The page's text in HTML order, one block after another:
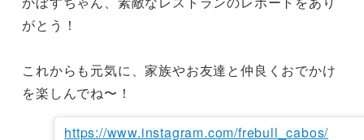
がとう！
これからも元気に、家族やお友達と仲良くおでかけ
を楽しんでね〜！
https://www.instagram.com/frebull_cabos/